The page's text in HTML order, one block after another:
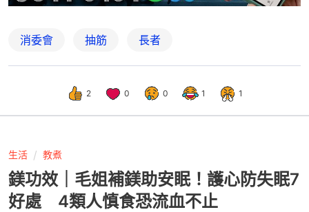
消委會 抽筋 長者
2 0 0 1 1
生活 教煮
鎂功效｜毛姐補鎂助安眠！護心防失眠7
好處 4類人慎食恐流血不止